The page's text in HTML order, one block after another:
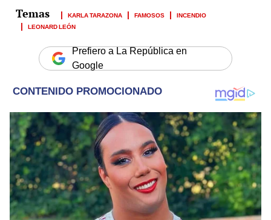
KARLA TARAZONA FAMOSOS
INCENDIO
LEONARD LEÓN
Prefiero a La República en
Google